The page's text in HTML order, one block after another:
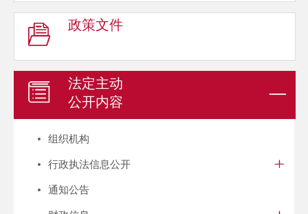
政策文件
法定主动
公开内容
组织机构
行政执法信息公开
通知公告